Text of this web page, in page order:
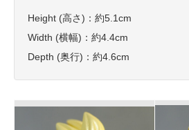
Height (高さ)：約5.1cm
Width (横幅)：約4.4cm
Depth (奥行)：約4.6cm